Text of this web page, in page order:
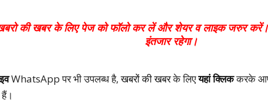
की खबर के लिए पेज को फॉलो कर लें और शेयर व लाइक जरुर
इंतजार रहेगा।
WhatsApp पर भी उपलब्ध है,खबरों की खबरके लिएयहां क्लिककरके